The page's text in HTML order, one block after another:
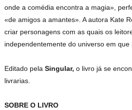
onde a comédia encontra a magia»,
«de amigos a amantes». A autora Kate
criar personagens com as quais os
independentemente do universo em que
Editado pelaSingular,o livro já se
livrarias.
SOBRE O LIVRO